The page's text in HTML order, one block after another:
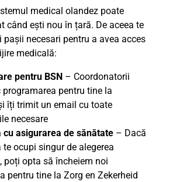
medical olandez poate
când ești nou în țară. De aceea te
necesari pentru a avea acces
medicală:
pentru BSN – Coordonatorii
pentru tine la
îți trimit un email cu toate
necesare
cu asigurarea de sănătate – Dacă
te ocupi singur de alegerea
poți opta să încheiem noi
pentru tine la Zorg en Zekerheid